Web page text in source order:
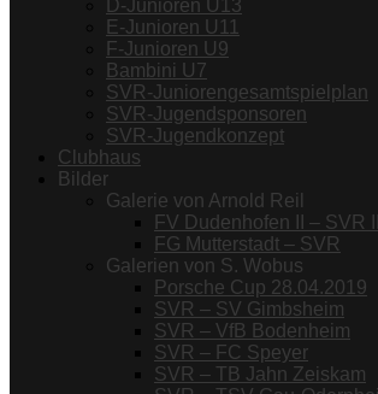
D-Junioren U13
E-Junioren U11
F-Junioren U9
Bambini U7
SVR-Juniorengesamtspielplan
SVR-Jugendsponsoren
SVR-Jugendkonzept
Clubhaus
Bilder
Galerie von Arnold Reil
FV Dudenhofen II – SVR II
FG Mutterstadt – SVR
Galerien von S. Wobus
Porsche Cup 28.04.2019
SVR – SV Gimbsheim
SVR – VfB Bodenheim
SVR – FC Speyer
SVR – TB Jahn Zeiskam